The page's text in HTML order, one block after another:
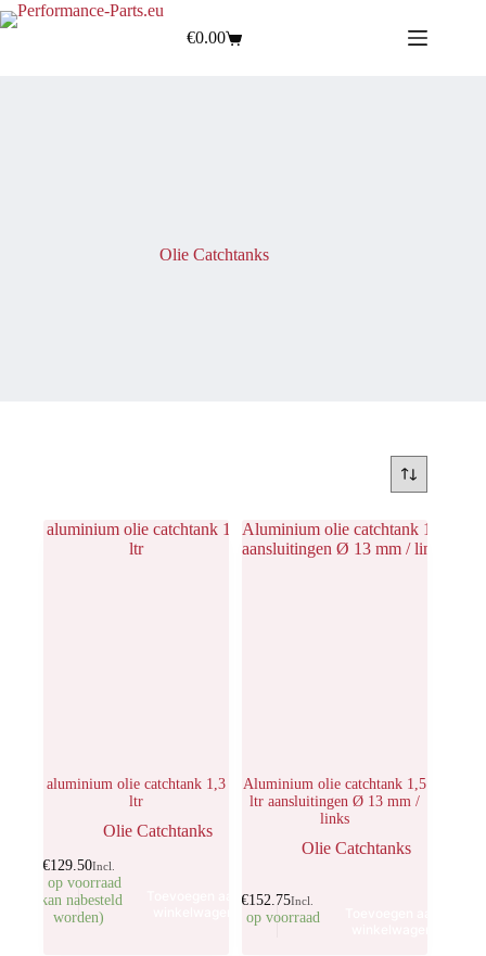
€0.00
Olie Catchtanks
aluminium olie catchtank 1,3
ltr
Olie Catchtanks
€129.50Incl.
1 op voorraad
(kan nabesteld
worden)
Aluminium olie catchtank 1,5
ltr aansluitingen Ø 13 mm /
links
Olie Catchtanks
€152.75Incl.
1 op voorraad